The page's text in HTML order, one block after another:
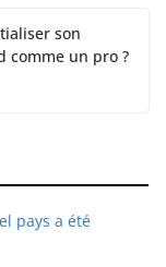
son
comme un pro ?
pays a été